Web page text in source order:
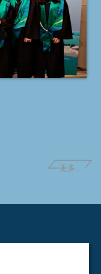
更多...